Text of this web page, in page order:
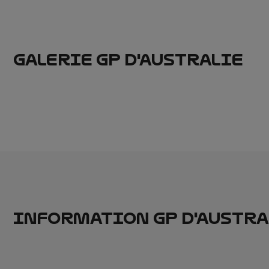
GALERIE GP D'AUSTRALIE
INFORMATION GP